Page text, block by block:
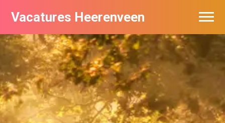
Vacatures Heerenveen
Vacatures per bedrijf
De populairste vacatures in Heerenveen
Nieuwsbrief feed